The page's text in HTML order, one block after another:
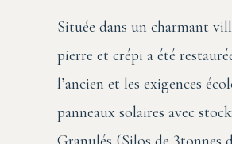
Située dans un charmant
pierre et crépi a été
l’ancien et les exigences
panneaux solaires avec